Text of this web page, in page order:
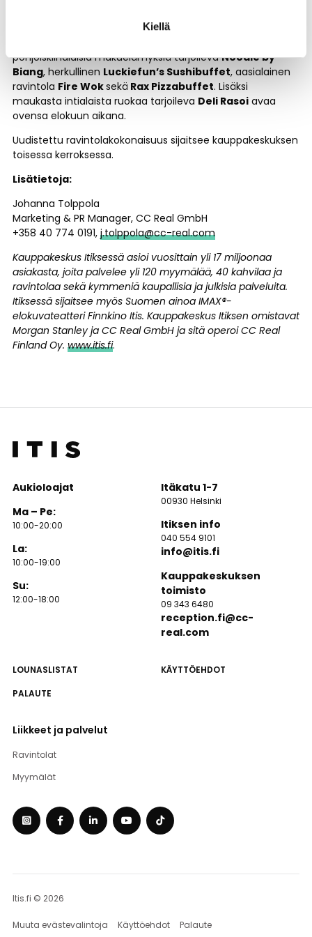
Kiellä
ravintolaa: legendaarinen siipiravintola
pohjoiskiinalaisia makuelämyksiä tarjoilevaNoodle by
Biang, herkullinen Luckiefun’s Sushibuffet, aasialainen
ravintola Fire Woksekä Rax Pizzabuffet. Lisäksi
maukasta intialaista ruokaa tarjoileva Deli Rasoi avaa
ovensa elokuun aikana.
Uudistettu ravintolakokonaisuus sijaitsee kauppakeskuksen
toisessa kerroksessa.
Lisätietoja:
Johanna Tolppola
Marketing & PR Manager, CC Real GmbH
+358 40 774 0191, j.tolppola@cc-real.com
Kauppakeskus Itiksessä asioi vuosittain yli 17 miljoonaa
asiakasta, joita palvelee yli 120 myymälää, 40 kahvilaa ja
ravintolaa sekä kymmeniä kaupallisia ja julkisia palveluita.
Itiksessä sijaitsee myös Suomen ainoa IMAX®-
elokuvateatteri Finnkino Itis. Kauppakeskus Itiksen omistavat
Morgan Stanley ja CC Real GmbH ja sitä operoi CC Real
Finland Oy. www.itis.fi.
LOUNASLISTAT
KÄYTTÖEHDOT
PALAUTE
Liikkeet ja palvelut
Ravintolat
Myymälät
Aukioloajat
Ma – Pe:
10:00-20:00
La:
10:00-19:00
Su:
12:00-18:00
Itäkatu 1-7
00930 Helsinki
Itiksen info
040 554 9101
info@itis.fi
Kauppakeskuksen
toimisto
09 343 6480
reception.fi@cc-
real.com
Itis.fi © 2026
Muuta evästevalintoja Käyttöehdot Palaute